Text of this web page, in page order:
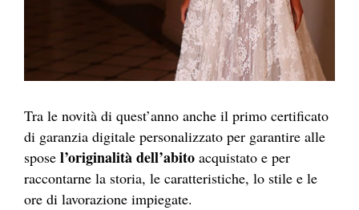
Tra le novità di quest’anno anche il primo certificato
di garanzia digitale personalizzato per garantire alle
spose l’originalità dell’abito acquistato e per
raccontarne la storia, le caratteristiche, lo stile e le
ore di lavorazione impiegate.